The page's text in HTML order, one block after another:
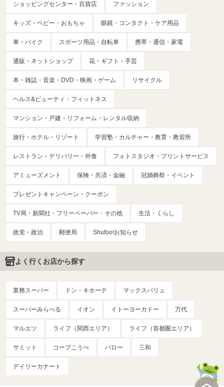
ショッピングセンター・百貨店 ファッション
キッズ・ベビー・おもちゃ 眼鏡・コンタクト・ケア用品
車・バイク スポーツ用品・自転車 携帯・通信・家電
通販・ネットショップ 花・ギフト・手芸
本・雑誌・音楽・DVD・映画・ゲーム リサイクル
ヘルス&ビューティ・フィットネス
マンション・戸建・リフォーム・レンタル収納
旅行・ホテル・リゾート 学習塾・カルチャー・教育・教習所
レストラン・デリバリー・外食 フォトスタジオ・プリントサービス
アミューズメント 保険・共済・金融 冠婚葬祭・イベント
プレゼントキャンペーン・クーポン
TV局・新聞社・フリーペーパー・その他 生活・くらし
政党・政治 郵便局 Shufoo!お知らせ
よく行くお店から探す
業務スーパー ドン・キホーテ マックスバリュ
スーパーみらべる イオン イトーヨーカドー 万代
マルエツ ライフ（関西エリア） ライフ（首都圏エリア）
サミット コープこうべ バロー 三和
デイリーカナート